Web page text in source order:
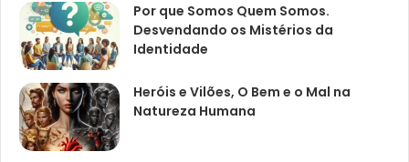
Por que Somos Quem Somos.
Desvendando os Mistérios da
Identidade
Heróis e Vilões, O Bem e o Mal na
Natureza Humana